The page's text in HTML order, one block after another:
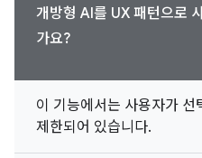
개방형 AI를 UX 패턴으로
가요?
이 기능에서는 사용자가 선
제한되어 있습니다.